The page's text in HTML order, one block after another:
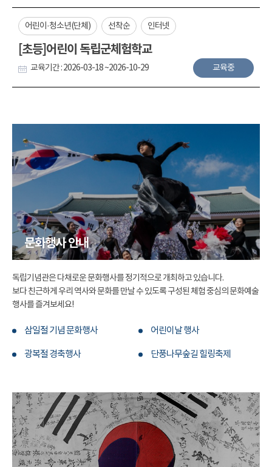
어린이·청소년(단체) 선착순 인터넷
[초등]어린이 독립군체험학교
교육기간 : 2026-03-18 ~2026-10-29 교육중
문화행사 안내
독립기념관은 다채로운 문화행사를 정기적으로 개최하고 있습니다.
보다 친근하게 우리 역사와 문화를 만날 수 있도록 구성된 체험 중심의 문화예술
행사를 즐겨보세요!
삼일절 기념 문화행사 어린이날 행사
광복절 경축행사 단풍나무숲길 힐링축제